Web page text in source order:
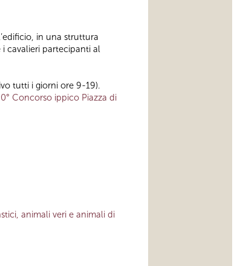
in una struttura
i cavalieri partecipanti al
tutti i giorni ore 9-19).
Concorso ippico Piazza di
animali veri e animali di